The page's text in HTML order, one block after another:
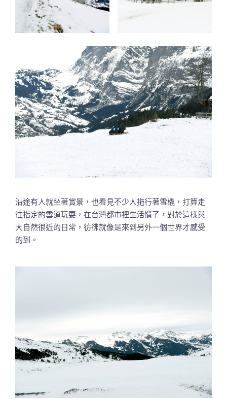
沿途有人就坐著賞景，也看見不少人拖行著雪橇，打算走
往指定的雪道玩耍，在台灣都市裡生活慣了，對於這樣與
大自然很近的日常，彷彿就像是來到另外一個世界才感受
的到。